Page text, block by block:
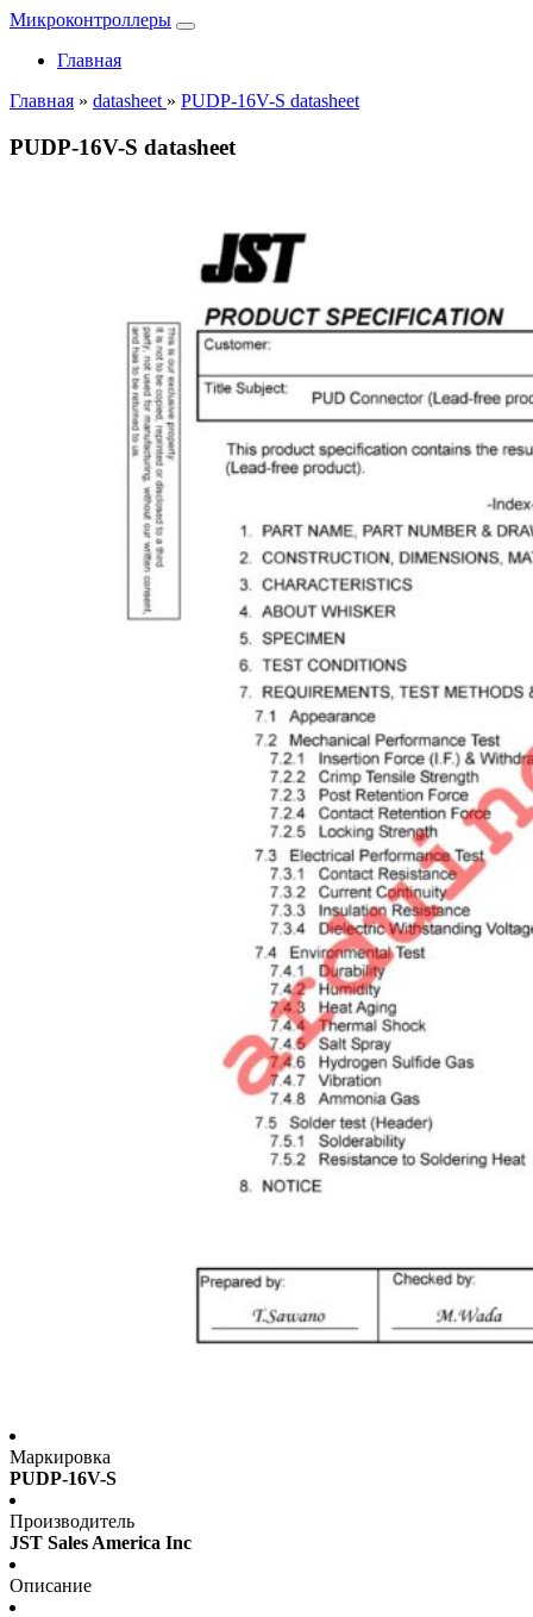
Микроконтроллеры
Главная
Главная » datasheet » PUDP-16V-S datasheet
PUDP-16V-S datasheet
Маркировка
PUDP-16V-S
Производитель
JST Sales America Inc
Описание